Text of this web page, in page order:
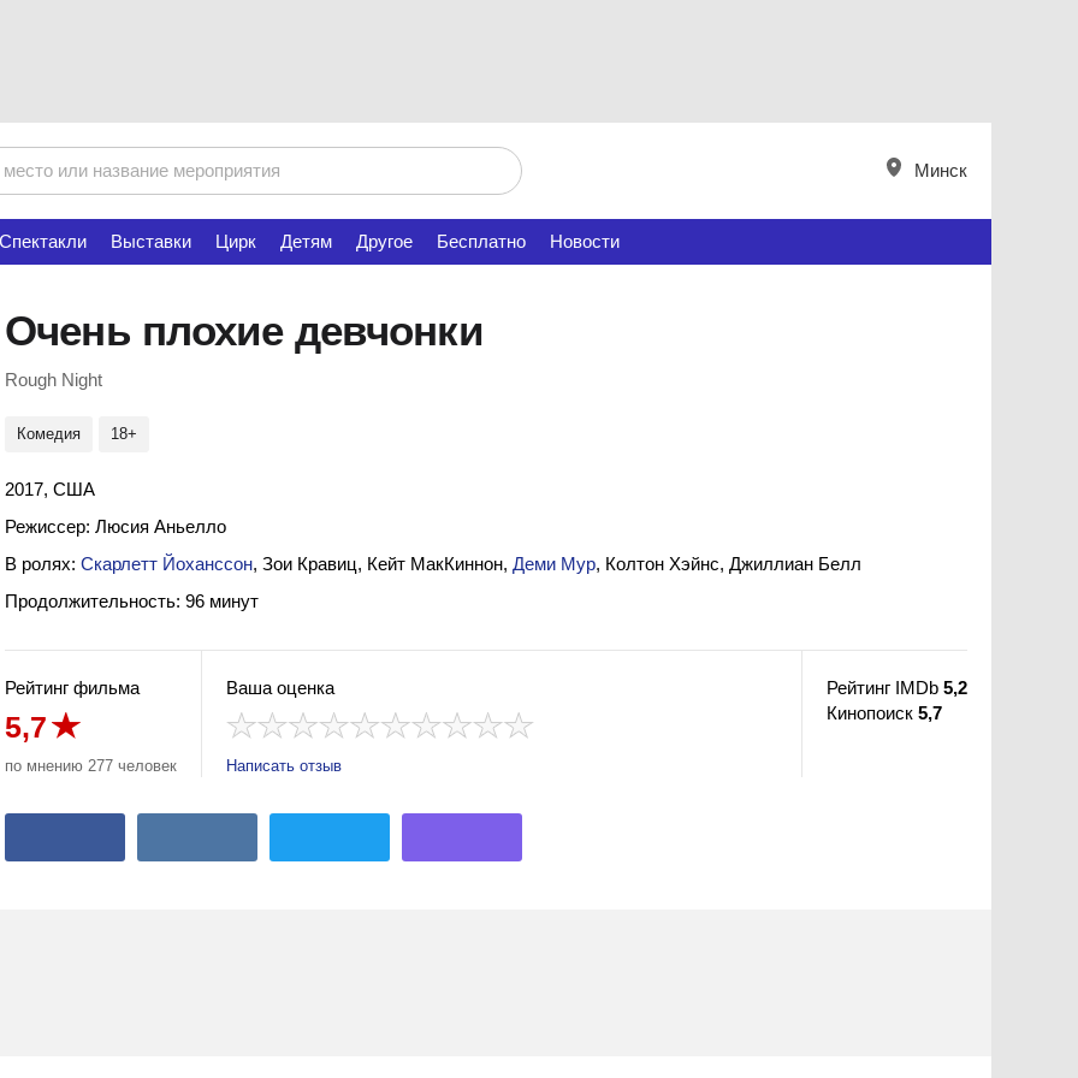
Минск
Спектакли Выставки Цирк Детям Другое Бесплатно Новости
Очень плохие девчонки
Rough Night
Комедия 18+
2017, США
Режиссер: Люсия Аньелло
В ролях: Скарлетт Йоханссон, Зои Кравиц, Кейт МакКиннон, Деми Мур, Колтон Хэйнс, Джиллиан Белл
Продолжительность: 96 минут
Рейтинг фильма
5,7
по мнению 277 человек
Ваша оценка
Написать отзыв
Рейтинг IMDb 5,2
Кинопоиск 5,7